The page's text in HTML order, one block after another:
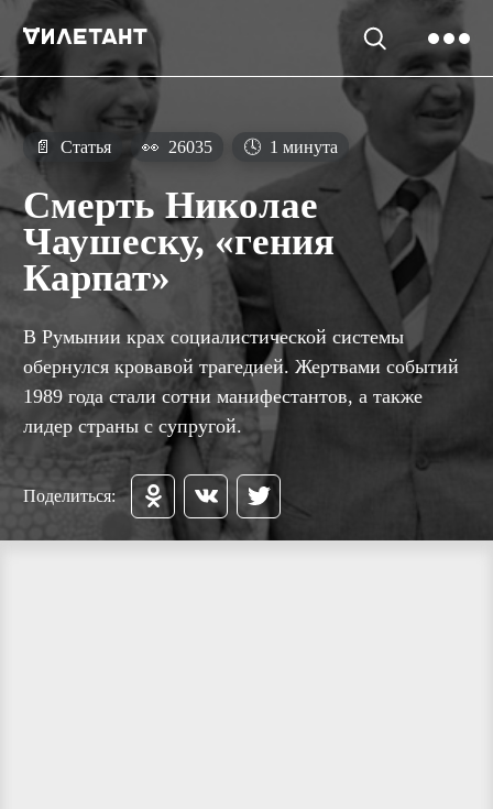
📄 Статья 👀 26035 🕓 1 минута
Смерть Николае
Чаушеску, «гения
Карпат»
В Румынии крах социалистической системы
обернулся кровавой трагедией. Жертвами событий
1989 года cтали сотни манифестантов, а также
лидер страны с супругой.
Поделиться: